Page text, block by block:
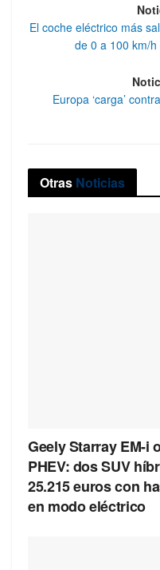
El coche eléctrico más
de 0 a 100 km/
Europa ‘carga’
Otras Noticias
Geely Starray EM-i
PHEV: dos SUV
25.215 euros con
en modo eléctrico